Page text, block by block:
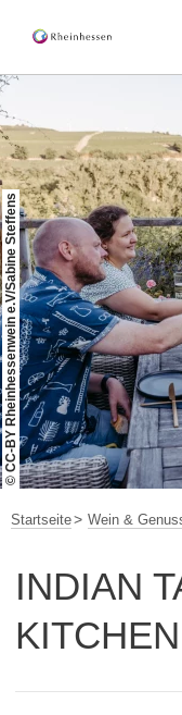
Shop
© CC-BY Rheinhessenwein e.V/Sabine Steffens
Startseite Wein &
INDIAN
KITCHEN